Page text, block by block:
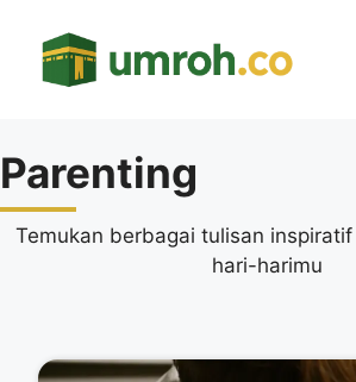
Parenting
Temukan berbagai tulisan
hari-harimu